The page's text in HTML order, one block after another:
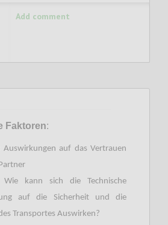
Add comment
Faktoren:
Auswirkungen auf das Vertrauen
Wie kann sich die Technische
auf die Sicherheit und die
Transportes Auswirken?